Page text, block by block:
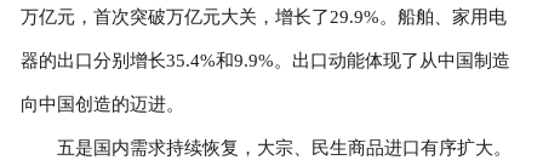
万亿元，首次突破万亿元大关，增长了29.9%。船舶、家用电
器的出口分别增长35.4%和9.9%。出口动能体现了从中国制造
向中国创造的迈进。
五是国内需求持续恢复，大宗、民生商品进口有序扩大。